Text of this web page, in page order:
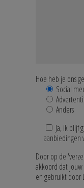
Hoe heb je ons
Social
Anders
Ja, ik blijf
aanbiedingen
Door op de
akkoord dat
en gebruikt door